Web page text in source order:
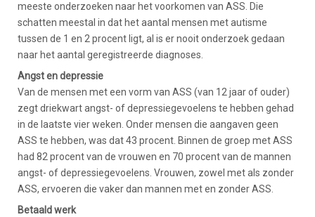
meeste onderzoeken naar het voorkomen van ASS. Die
schatten meestal in dat het aantal mensen met autisme
tussen de 1 en 2 procent ligt, al is er nooit onderzoek gedaan
naar het aantal geregistreerde diagnoses.
Angst en depressie
Van de mensen met een vorm van ASS (van 12 jaar of ouder)
zegt driekwart angst- of depressiegevoelens te hebben gehad
in de laatste vier weken. Onder mensen die aangaven geen
ASS te hebben, was dat 43 procent. Binnen de groep met ASS
had 82 procent van de vrouwen en 70 procent van de mannen
angst- of depressiegevoelens. Vrouwen, zowel met als zonder
ASS, ervoeren die vaker dan mannen met en zonder ASS.
Betaald werk